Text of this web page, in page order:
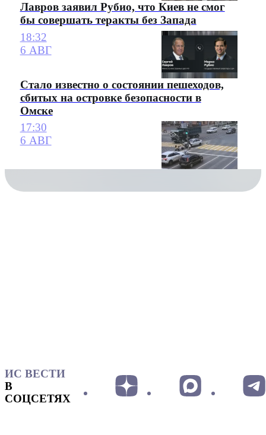
Лавров заявил Рубио, что Киев не смог
бы совершать теракты без Запада
18:32
6 АВГ
Стало известно о состоянии пешеходов,
сбитых на островке безопасности в
Омске
17:30
6 АВГ
ИС ВЕСТИ
В
СОЦСЕТЯХ